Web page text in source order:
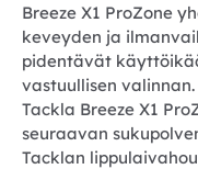
Breeze X1 ProZone
keveyden ja
pidentävät
vastuullisen valinnan.
Tackla Breeze X1
seuraavan
Tacklan